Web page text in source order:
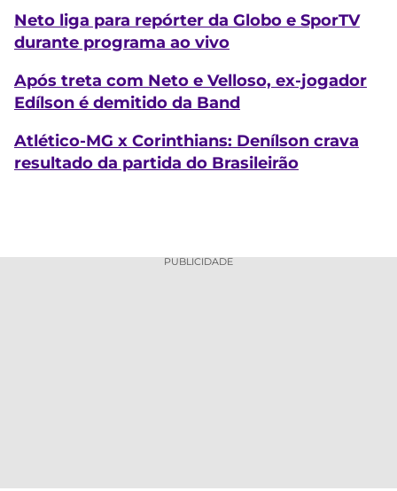
Neto liga para repórter da Globo e SporTV
durante programa ao vivo
Após treta com Neto e Velloso, ex-jogador
Edílson é demitido da Band
Atlético-MG x Corinthians: Denílson crava
resultado da partida do Brasileirão
PUBLICIDADE